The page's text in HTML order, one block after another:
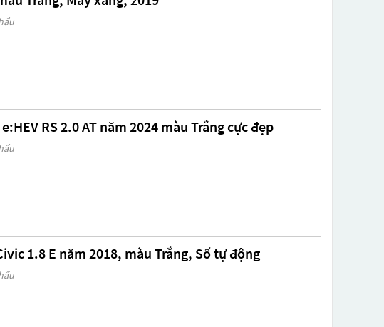
RS 2.0 AT năm 2024 màu Trắng cực đẹp
1.8 E năm 2018, màu Trắng, Số tự động